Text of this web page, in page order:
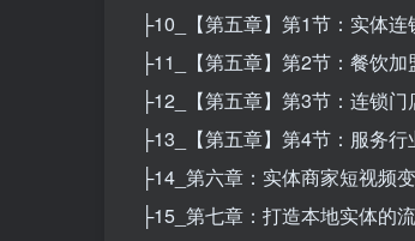
├10_【第五章】第1节：实体
├11_【第五章】第2节：餐饮
├12_【第五章】第3节：连锁
├13_【第五章】第4节：服务
├14_第六章：实体商家短视频
├15_第七章：打造本地实体的